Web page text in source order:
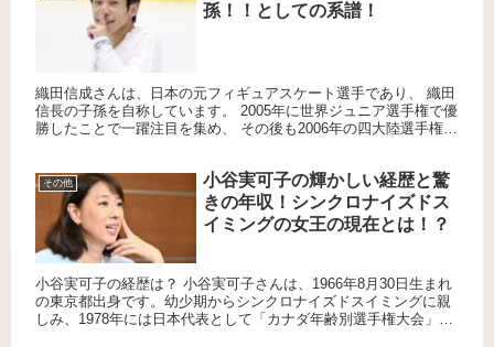
孫！！としての系譜！
織田信成さんは、日本の元フィギュアスケート選手であり、 織田
信長の子孫を自称しています。 2005年に世界ジュニア選手権で優
勝したことで一躍注目を集め、 その後も2006年の四大陸選手権で
その他
小谷実可子の輝かしい経歴と驚
きの年収！シンクロナイズドス
イミングの女王の現在とは！？
小谷実可子の経歴は？ 小谷実可子さんは、1966年8月30日生まれ
の東京都出身です。幼少期からシンクロナイズドスイミングに親
しみ、1978年には日本代表として「カナダ年齢別選手権大会」で